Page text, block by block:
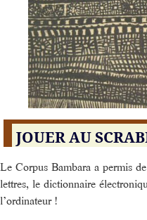
JOUER AU
Le Corpus Bambara a permis
lettres, le dictionnaire
l’ordinateur !